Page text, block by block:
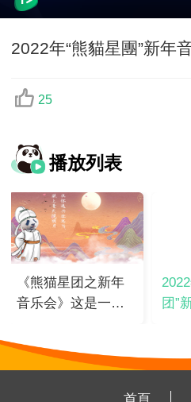
2022年“熊貓星團”新年
25
播放列表
《熊猫星团之新年
音乐会》这是一场
妙相遇！
团”